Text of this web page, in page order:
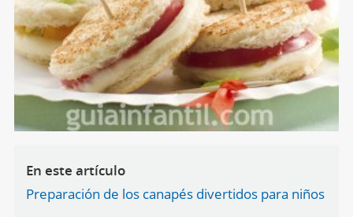
En este artículo
Preparación de los canapés divertidos para niños